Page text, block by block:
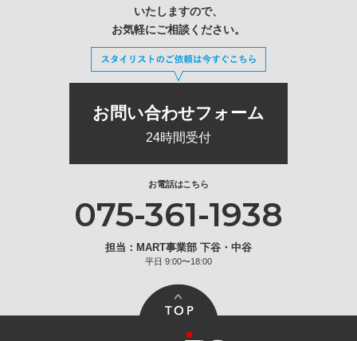
いたしますので、
お気軽にご相談ください。
お問い合わせフォーム
24時間受付
お電話はこちら
075-361-1938
担当：MART事業部 下谷・中谷
平日 9:00〜18:00